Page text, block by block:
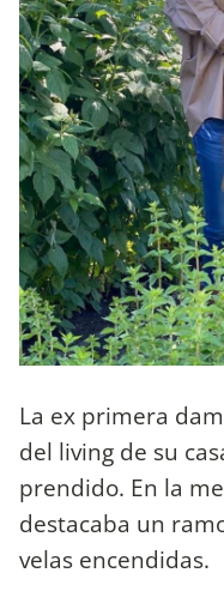
La ex primera
del living de su
prendido. En la
destacaba un
velas encendidas.